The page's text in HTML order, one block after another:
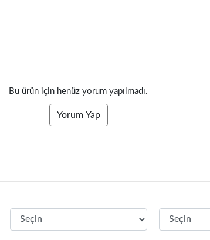
Bu ürün için henüz yorum yapılmadı.
Yorum Yap